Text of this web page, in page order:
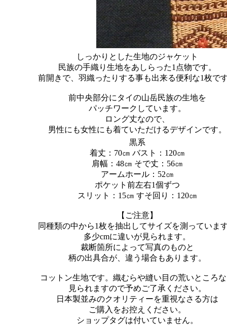
しっかりとした生地のジャケット
民族の手織り生地をあしらった1点物です。
前開きで、羽織ったりする事も出来る便利な1枚で
前中央部分にタイの山岳民族の生地を
パッチワークしています。
ロング丈なので、
男性にも女性にも着ていただけるデザインです。
黒系
着丈：70㎝ バスト：120㎝
肩幅：48㎝ そで丈：56㎝
アームホール：52㎝
ポケット前左右1個ずつ
スリット：15㎝ すそ回り：120㎝
【ご注意】
同種類の中から1枚を抽出してサイズを測っていま
多少cmに違いが見られます。
裁断箇所によって写真のものと
柄の出具合が、違う場合もあります。
コットン生地です。織むらや縫い目の荒いところ
見られますので予めご了承ください。
日本製並みのクオリティーを重視なさる方は
ご購入をお控えください。
ショップタグは付いていません。